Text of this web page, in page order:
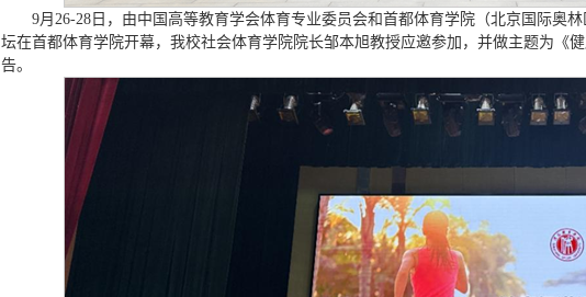
9月26-28日，由中国高等教育学会体育专业委员会和首都体育学院（北京国际奥
坛在首都体育学院开幕，我校社会体育学院院长邹本旭教授应邀参加，并做主题为《
告。